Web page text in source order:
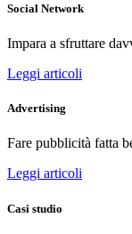
Social Network
Impara a sfruttare
Leggi articoli
Advertising
Fare pubblicità fatta
Leggi articoli
Casi studio